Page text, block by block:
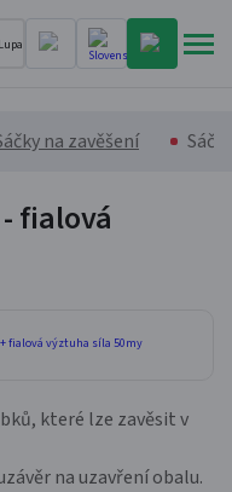
na zavěšení
fialová
které lze zavěsit v
na uzavření obalu.